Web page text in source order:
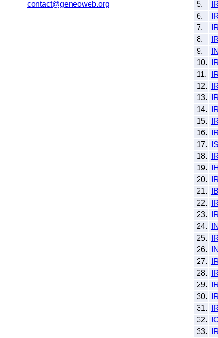
contact@geneoweb.org
5.
6.
7.
8.
9.
10.
11.
12.
13.
14.
15.
16.
17.
18.
19.
20.
21.
22.
23.
24.
25.
26.
27.
28.
29.
30.
31.
32.
33.